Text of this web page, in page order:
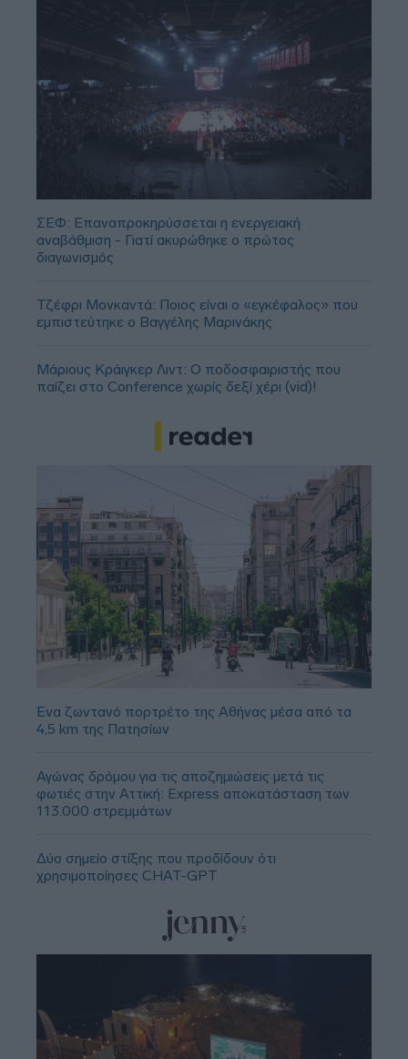
ΣΕΦ: Επαναπροκηρύσσεται η ενεργειακή
αναβάθμιση - Γιατί ακυρώθηκε ο πρώτος
διαγωνισμός
Τζέφρι Μονκαντά: Ποιος είναι ο «εγκέφαλος» που
εμπιστεύτηκε ο Βαγγέλης Μαρινάκης
Μάριους Κράιγκερ Λιντ: Ο ποδοσφαιριστής που
παίζει στο Conference χωρίς δεξί χέρι (vid)!
Ένα ζωντανό πορτρέτο της Αθήνας μέσα από τα
4,5 km της Πατησίων
Αγώνας δρόμου για τις αποζημιώσεις μετά τις
φωτιές στην Αττική: Express αποκατάσταση των
113.000 στρεμμάτων
Δύο σημείο στίξης που προδίδουν ότι
χρησιμοποίησες CHAT-GPT